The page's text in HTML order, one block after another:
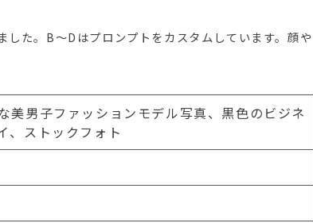
た。B〜Dはプロンプトをカスタムしています。顔や
美男子ファッションモデル写真、黒色のビジネ
、ストックフォト